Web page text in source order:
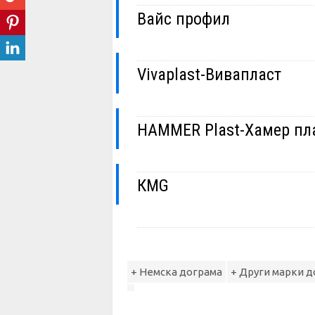
Вайс профил
Vivaplast-Вивапласт
HAMMER Plast-Хамер
КМG
+ Немска дограма + Други марки